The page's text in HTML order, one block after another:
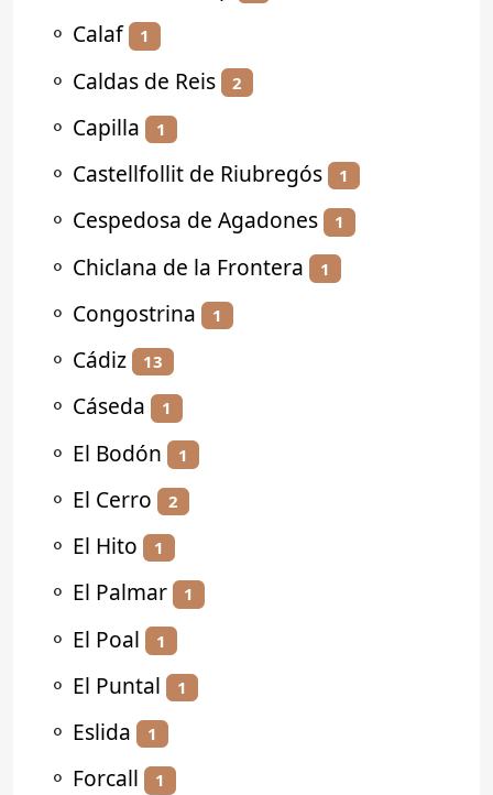
⚬ Calaf 1
⚬ Caldas de Reis 2
⚬ Capilla 1
⚬ Castellfollit de Riubregós 1
⚬ Cespedosa de Agadones 1
⚬ Chiclana de la Frontera 1
⚬ Congostrina 1
⚬ Cádiz 13
⚬ Cáseda 1
⚬ El Bodón 1
⚬ El Cerro 2
⚬ El Hito 1
⚬ El Palmar 1
⚬ El Poal 1
⚬ El Puntal 1
⚬ Eslida 1
⚬ Forcall 1